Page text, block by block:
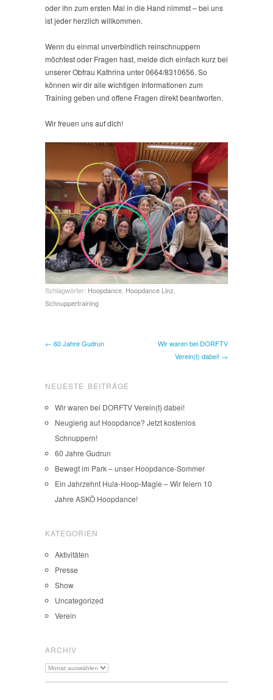
oder ihn zum ersten Mal in die Hand nimmst – bei uns
ist jeder herzlich willkommen.
Wenn du einmal unverbindlich reinschnuppern
möchtest oder Fragen hast, melde dich einfach kurz bei
unserer Obfrau Kathrina unter 0664/8310656. So
können wir dir alle wichtigen Informationen zum
Training geben und offene Fragen direkt beantworten.
Wir freuen uns auf dich!
Schlagwörter: Hoopdance Hoopdance Linz
Schnuppertraining
← 60 Jahre Gudrun
Wir waren bei DORFTV
Verein(t) dabei! →
NEUESTE BEITRÄGE
Wir waren bei DORFTV Verein(t) dabei!
Neugierig auf Hoopdance? Jetzt kostenlos
Schnuppern!
60 Jahre Gudrun
Bewegt im Park – unser Hoopdance-Sommer
Ein Jahrzehnt Hula-Hoop-Magie – Wir feiern 10
Jahre ASKÖ Hoopdance!
KATEGORIEN
Aktivitäten
Presse
Show
Uncategorized
Verein
ARCHIV
Archiv